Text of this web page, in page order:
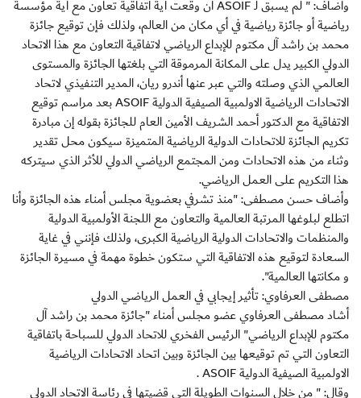
وأضاف: " لم يسبق لـ ASOIF أن وقعت اية اتفاقية تعاون مع أية مؤسسة
رياضية أو جائزة رياضية في أي مكان من العالم، ولذلك فإن توقيع جائزة
محمد بن راشد آل مكتوم للإبداع الرياضي لاتفاقية التعاون مع هذا الاتحاد
الدولي الكبير يدل على المكانة المرموقة التي بلغتها الجائزة والمستوى
العالمي الذي وصلته والتي عبر عنها أندرو ريان، المدير التنفيذي لاتحاد
الاتحادات الرياضية الاولمبية الصيفية الدولية ASOIF بعد مراسم توقيع
الاتفاقية مع الدكتور أحمد الشريف الأمين العام للجائزة بقوله إن مبادرة
تكريم الجائزة للاتحادات الدولية الرياضية المتميزة سيكون محل تقدير
وثناء من هذه الاتحادات ومن المجتمع الرياضي الدولي للأثر الذي سيتركه
هذا التكريم على العمل الرياضي.
وأضاف حسن مصطفى: "منذ تشرفي بعضوية مجلس أمناء هذه الجائزة وأنا
اتطلع لبلوغها المرتبة العالمية والتعاون مع اللجنة الأولمبية الدولية
والمنظمات والاتحادات الدولية الرياضية الكبرى، ولذلك فإنني في غاية
السعادة لتوقيع هذه الاتفاقية التي ستكون خطوة مهمة في مسيرة الجائزة
و مكانتها العالمية".
مصطفى العرفاوي: تأثير إيجابي في العمل الرياضي الدولي
أشاد مصطفى العرفاوي عضو مجلس أمناء "جائزة محمد بن راشد آل
مكتوم للإبداع الرياضي" الرئيس الفخري للاتحاد الدولي للسباحة باتفاقية
التعاون التي تم توقيعها بين الجائزة وبين اتحاد الاتحادات الرياضية
الاولمبية الصيفية الدولية ASOIF .
وقال: " من خلال السنوات الطويلة التي قضيتها في رئاسة الاتحاد الدولي